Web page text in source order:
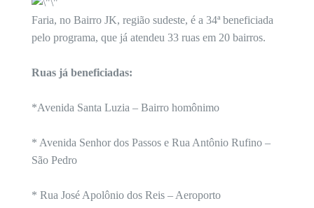
Faria, no Bairro JK, região sudeste, é a 34ª beneficiada
pelo programa, que já atendeu 33 ruas em 20 bairros.
Ruas já beneficiadas:
*Avenida Santa Luzia – Bairro homônimo
* Avenida Senhor dos Passos e Rua Antônio Rufino –
São Pedro
* Rua José Apolônio dos Reis – Aeroporto